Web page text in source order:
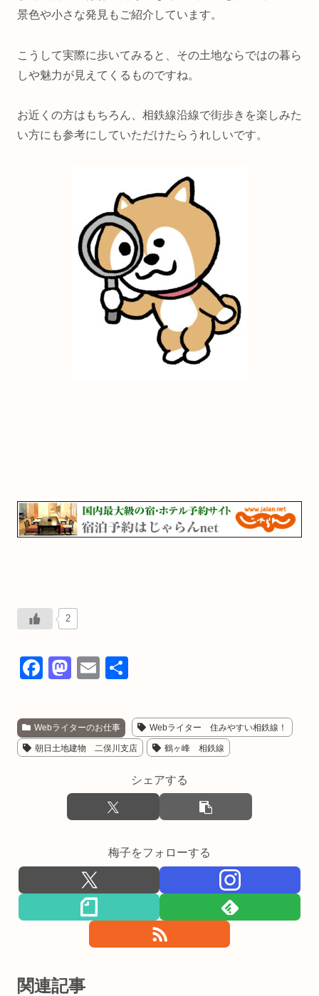
景色や小さな発見もご紹介しています。
こうして実際に歩いてみると、その土地ならではの暮ら
しや魅力が見えてくるものですね。
お近くの方はもちろん、相鉄線沿線で街歩きを楽しみた
い方にも参考にしていただけたらうれしいです。
2
F
c
e
b
M
st
o
d
E
ail
Webライターのお仕事 Webライター 住みやすい相鉄線！
朝日土地建物 二俣川支店 鶴ヶ峰 相鉄線
シェアする
梅子をフォローする
関連記事